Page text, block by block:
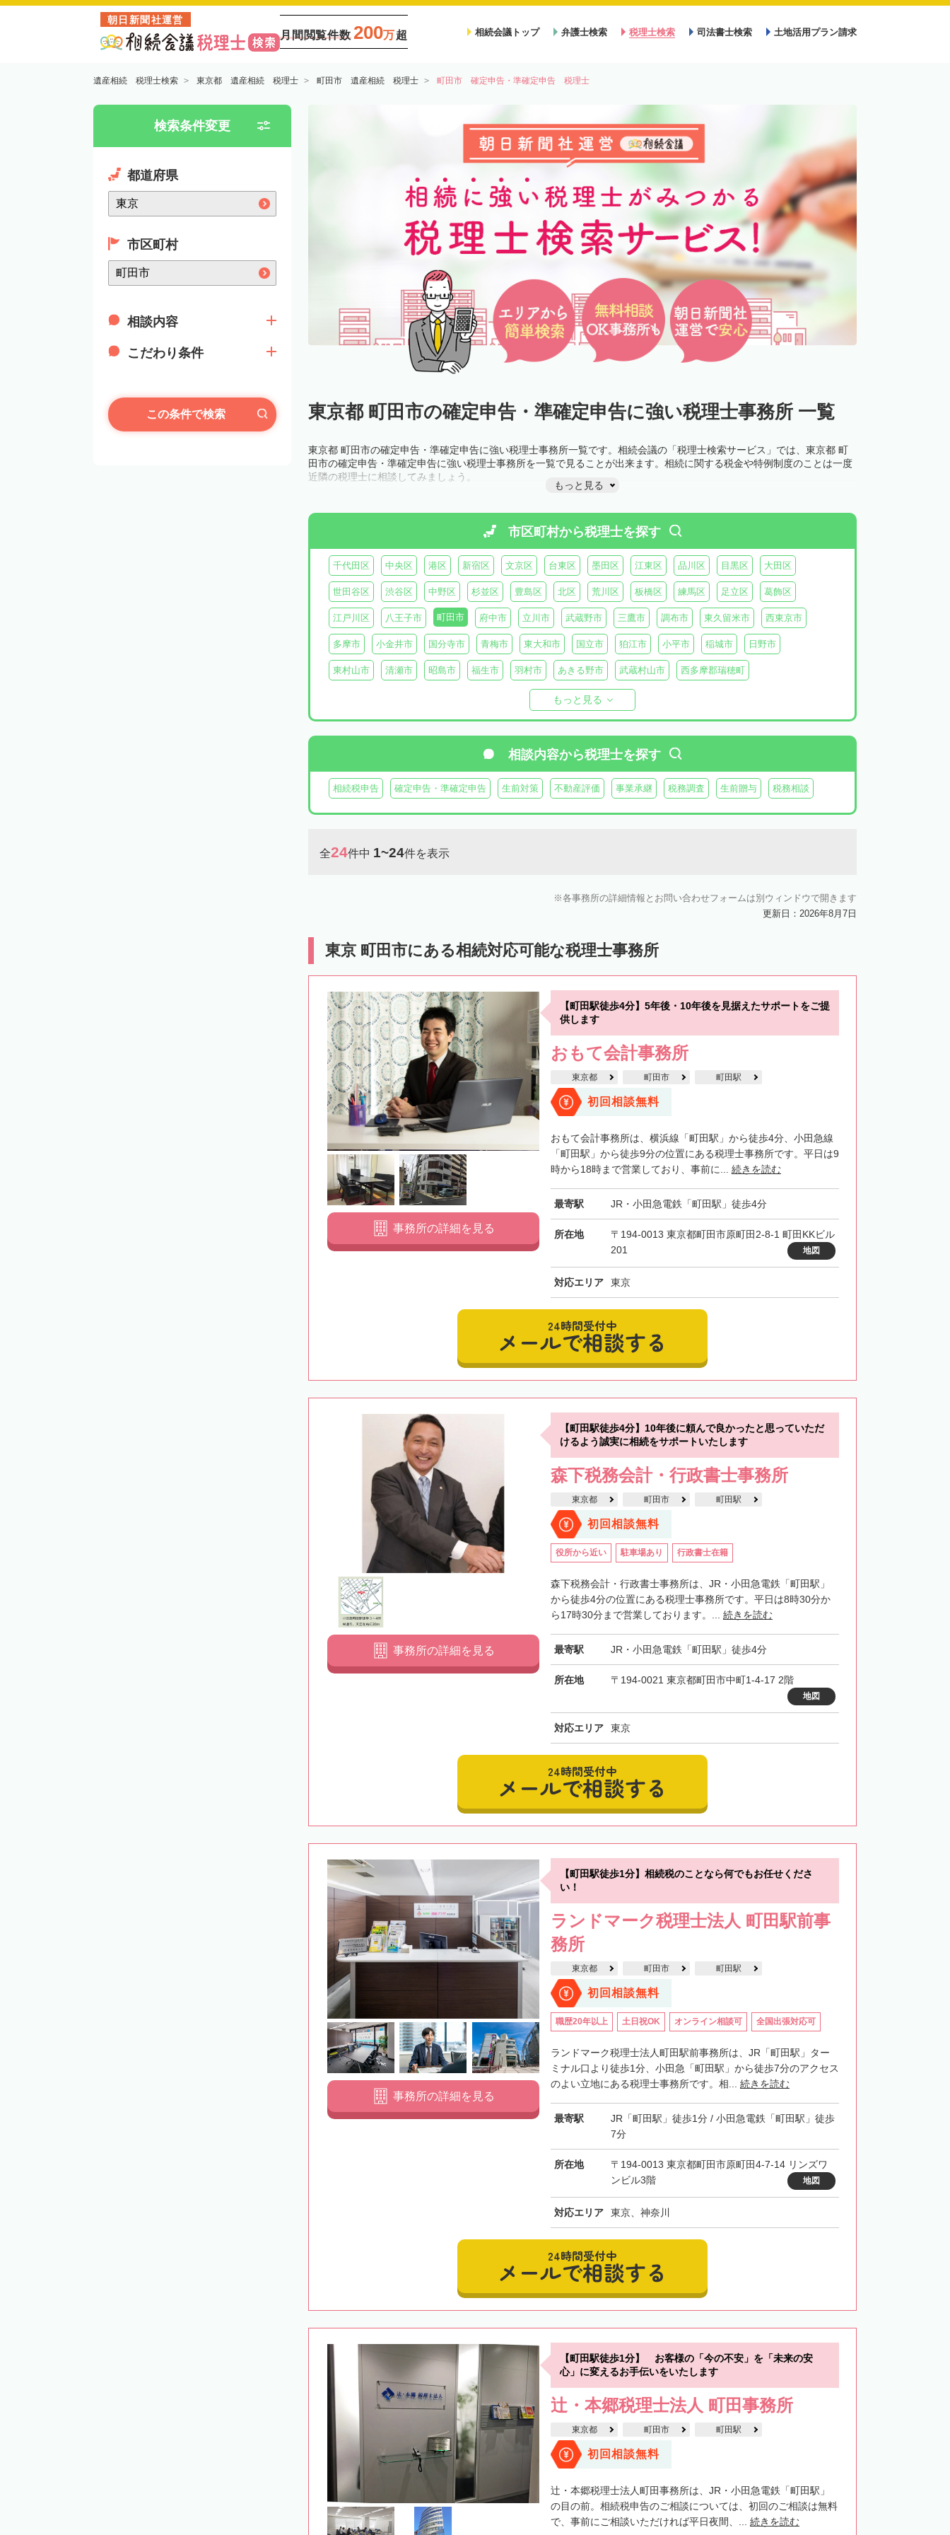
朝日新聞社運営
月間閲覧件数 200万超 相続会議トップ 弁護士検索 税理士検索 司法書士検索 土地活用プラン請求
遺産相続 税理士検索 東京都 遺産相続 税理士 町田市 遺産相続 税理士 町田市 確定申告・準確定申告 税理士
検索条件変更
都道府県
市区町村
相談内容
こだわり条件
この条件で検索 東京都 町田市の確定申告・準確定申告に強い税理士事務所 一覧
東京都 町田市の確定申告・準確定申告に強い税理士事務所一覧です。相続会議の「税理士検索サービス」では、東京都 町
田市の確定申告・準確定申告に強い税理士事務所を一覧で見ることが出来ます。相続に関する税金や特例制度のことは一度
近隣の税理士に相談してみましょう。
もっと見る
市区町村から税理士を探す
千代田区 中央区 港区 新宿区 文京区 台東区 墨田区 江東区 品川区 目黒区 大田区
世田谷区 渋谷区 中野区 杉並区 豊島区 北区 荒川区 板橋区 練馬区 足立区 葛飾区
江戸川区 八王子市 町田市 府中市 立川市 武蔵野市 三鷹市 調布市 東久留米市 西東京市
多摩市 小金井市 国分寺市 青梅市 東大和市 国立市 狛江市 小平市 稲城市 日野市
東村山市 清瀬市 昭島市 福生市 羽村市 あきる野市 武蔵村山市 西多摩郡瑞穂町
西多摩郡檜原村 伊豆大島
御蔵島 八丈島 青ヶ島 小笠原村
もっと見る
相談内容から税理士を探す
相続税申告 確定申告・準確定申告 生前対策 不動産評価 事業承継 税務調査 生前贈与 税務相談
全24件中 1~24件を表示
各事務所の詳細情報とお問い合わせフォームは別ウィンドウで開きます
更新日：2026年8月7日
東京 町田市にある相続対応可能な税理士事務所
【町田駅徒歩4分】5年後・10年後を見据えたサポートをご提
供します
おもて会計事務所
東京都 町田市 町田駅
初回相談無料
おもて会計事務所は、横浜線「町田駅」から徒歩4分、小田急線
「町田駅」から徒歩9分の位置にある税理士事務所です。平日は9
時から18時まで営業しており、事前に... 続きを読む
最寄駅 JR・小田急電鉄「町田駅」徒歩4分
所在地
〒194-0013 東京都町田市原町田2-8-1 町田KKビル
201
地図
対応エリア 東京
事務所の詳細を見る
24時間受付中
メールで相談する
【町田駅徒歩4分】10年後に頼んで良かったと思っていただ
けるよう誠実に相続をサポートいたします
森下税務会計・行政書士事務所
東京都 町田市 町田駅
初回相談無料
役所から近い 駐車場あり 行政書士在籍
森下税務会計・行政書士事務所は、JR・小田急電鉄「町田駅」
から徒歩4分の位置にある税理士事務所です。平日は8時30分か
ら17時30分まで営業しております。... 続きを読む
最寄駅 JR・小田急電鉄「町田駅」徒歩4分
所在地 〒194-0021 東京都町田市中町1-4-17 2階
地図
対応エリア 東京
事務所の詳細を見る
24時間受付中
メールで相談する
【町田駅徒歩1分】相続税のことなら何でもお任せくださ
い！
ランドマーク税理士法人 町田駅前事
務所
東京都 町田市 町田駅
初回相談無料
職歴20年以上 土日祝OK オンライン相談可 全国出張対応可
ランドマーク税理士法人町田駅前事務所は、JR「町田駅」ター
ミナル口より徒歩1分、小田急「町田駅」から徒歩7分のアクセス
のよい立地にある税理士事務所です。相... 続きを読む
最寄駅
JR「町田駅」徒歩1分 / 小田急電鉄「町田駅」徒歩
7分
所在地
〒194-0013 東京都町田市原町田4-7-14 リンズワ
ンビル3階
地図
対応エリア 東京、神奈川
事務所の詳細を見る
24時間受付中
メールで相談する
【町田駅徒歩1分】 お客様の「今の不安」を「未来の安
心」に変えるお手伝いをいたします
辻・本郷税理士法人 町田事務所
東京都 町田市 町田駅
初回相談無料
辻・本郷税理士法人町田事務所は、JR・小田急電鉄「町田駅」
の目の前。相続税申告のご相談については、初回のご相談は無料
で、事前にご相談いただければ平日夜間、... 続きを読む